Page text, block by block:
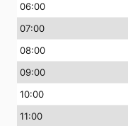
06:00
07:00
08:00
09:00
10:00
11:00